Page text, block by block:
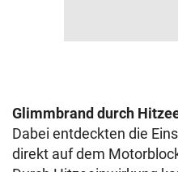
Glimmbrand durch
Dabei entdeckten die
direkt auf dem